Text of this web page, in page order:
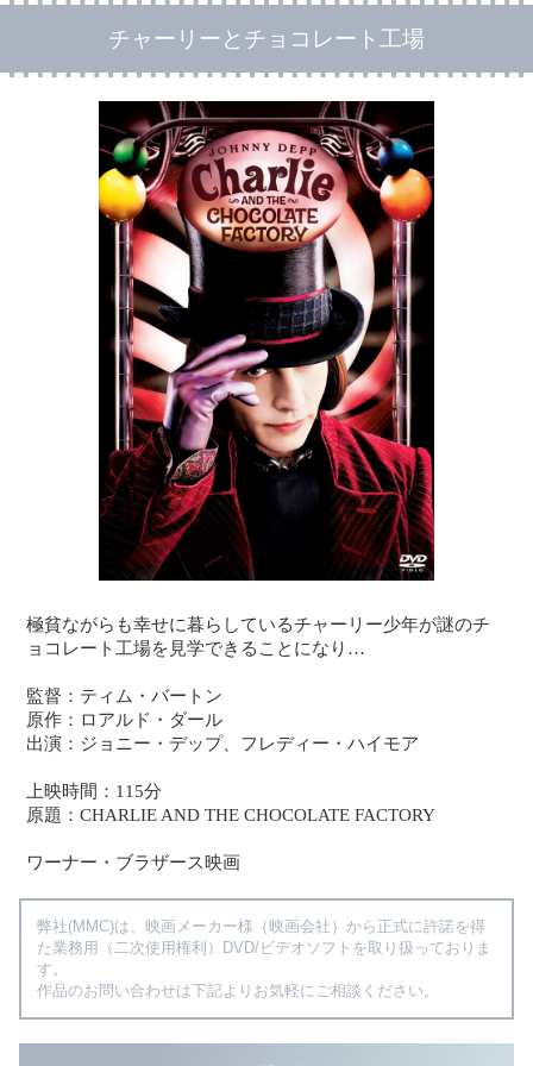
チャーリーとチョコレート工場
極貧ながらも幸せに暮らしているチャーリー少年が謎のチ
ョコレート工場を見学できることになり…
監督：ティム・バートン
原作：ロアルド・ダール
出演：ジョニー・デップ、フレディー・ハイモア
上映時間：115分
原題：CHARLIE AND THE CHOCOLATE FACTORY
ワーナー・ブラザース映画
弊社(MMC)は、映画メーカー様（映画会社）から正式に許諾を得
た業務用（二次使用権利）DVD/ビデオソフトを取り扱っておりま
す。
作品のお問い合わせは下記よりお気軽にご相談ください。